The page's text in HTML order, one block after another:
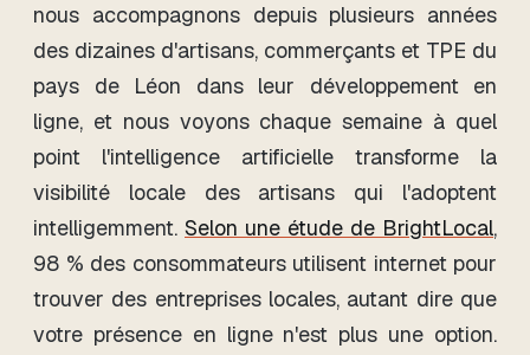
nous accompagnons depuis plusieurs années
des dizaines d'artisans, commerçants et TPE du
pays de Léon dans leur développement en
ligne, et nous voyons chaque semaine à quel
point l'intelligence artificielle transforme la
visibilité locale des artisans qui l'adoptent
intelligemment. Selon une étude de BrightLocal,
98 % des consommateurs utilisent internet pour
trouver des entreprises locales, autant dire que
votre présence en ligne n'est plus une option.